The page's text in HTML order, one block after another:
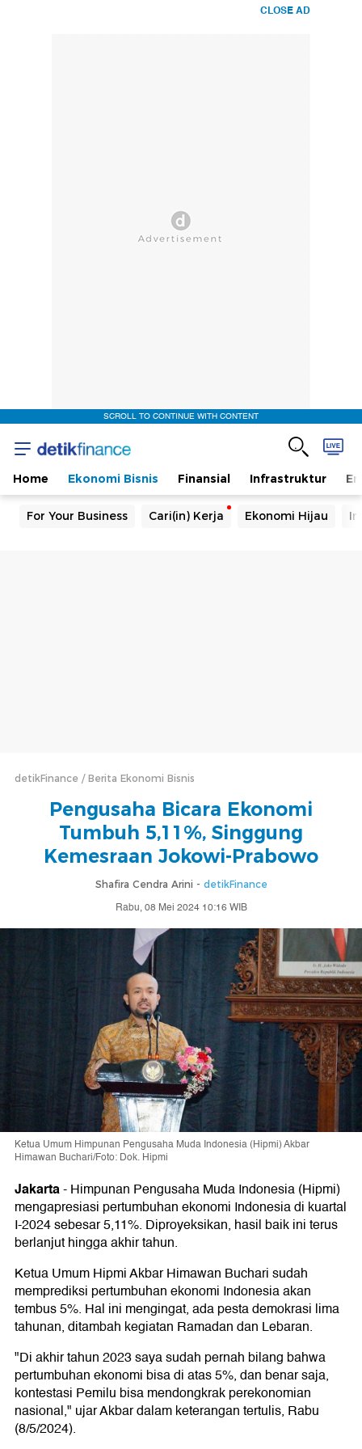
CLOSE AD
SCROLL TO CONTINUE WITH CONTENT
Home Ekonomi Bisnis Finansial Infrastruktur
For Your Business Cari(in) Kerja Ekonomi Hijau
detikFinance Berita Ekonomi Bisnis
Pengusaha Bicara Ekonomi
Tumbuh 5,11%, Singgung
Kemesraan Jokowi-Prabowo
Shafira Cendra Arini - detikFinance
Rabu, 08 Mei 2024 10:16 WIB
Ketua Umum Himpunan Pengusaha Muda Indonesia (Hipmi) Akbar
Himawan Buchari/Foto: Dok. Hipmi
Jakarta-Himpunan Pengusaha Muda Indonesia (Hipmi)
mengapresiasi pertumbuhan ekonomi Indonesia di kuartal
I-2024 sebesar 5,11%. Diproyeksikan, hasil baik ini terus
berlanjut hingga akhir tahun.
Ketua Umum Hipmi Akbar Himawan Buchari sudah
memprediksi pertumbuhan ekonomi Indonesia akan
tembus 5%. Hal ini mengingat, ada pesta demokrasi lima
tahunan, ditambah kegiatan Ramadan dan Lebaran.
"Di akhir tahun 2023 saya sudah pernah bilang bahwa
pertumbuhan ekonomi bisa di atas 5%, dan benar saja,
kontestasi Pemilu bisa mendongkrak perekonomian
nasional," ujar Akbar dalam keterangan tertulis, Rabu
(8/5/2024).